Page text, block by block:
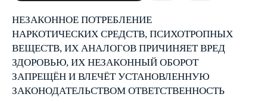
НЕЗАКОННОЕ ПОТРЕБЛЕНИЕ
НАРКОТИЧЕСКИХ СРЕДСТВ, ПСИХОТРОПНЫХ
ВЕЩЕСТВ, ИХ АНАЛОГОВ ПРИЧИНЯЕТ ВРЕД
ЗДОРОВЬЮ, ИХ НЕЗАКОННЫЙ ОБОРОТ
ЗАПРЕЩЁН И ВЛЕЧЁТ УСТАНОВЛЕННУЮ
ЗАКОНОДАТЕЛЬСТВОМ ОТВЕТСТВЕННОСТЬ